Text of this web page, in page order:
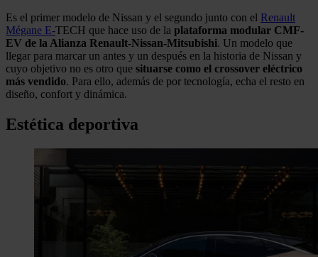
Es el primer modelo de Nissan y el segundo junto con el Renault
Mégane E-TECH que hace uso de la plataforma modular CMF-
EV de la Alianza Renault-Nissan-Mitsubishi. Un modelo que
llegar para marcar un antes y un después en la historia de Nissan y
cuyo objetivo no es otro que situarse como el crossover eléctrico
más vendido. Para ello, además de por tecnología, echa el resto en
diseño, confort y dinámica.
Estética deportiva